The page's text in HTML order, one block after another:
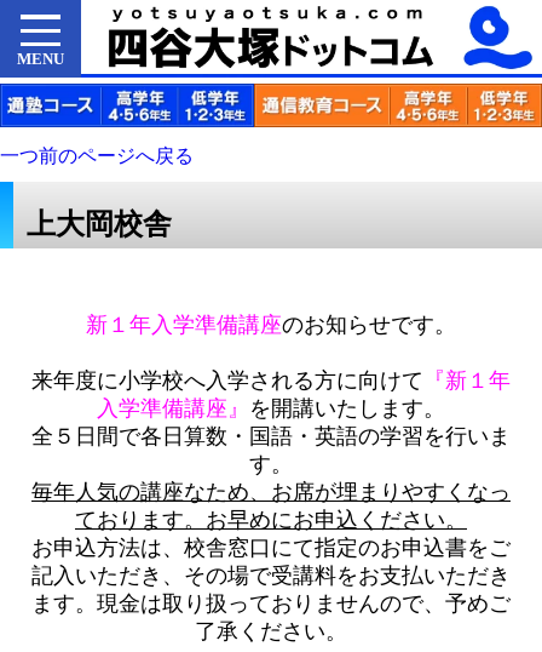
MENU
一つ前のページへ戻る
上大岡校舎
新１年入学準備講座のお知らせです。
来年度に小学校へ入学される方に向けて 『新１年
入学準備講座』 を開講いたします。
全５日間で各日算数・国語・英語の学習を行いま
す。
毎年人気の講座なため、お席が埋まりやすくなっ
ております。お早めにお申込ください。
お申込方法は、校舎窓口にて指定のお申込書をご
記入いただき、その場で受講料をお支払いただき
ます。現金は取り扱っておりませんので、予めご
了承ください。